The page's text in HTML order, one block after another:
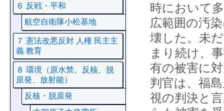
時において
広範囲の汚
壊した。未
まり続け、
有の被害に
判官は、福
視の判決と
６ 反戦・平和
航空自衛隊小松基地
７ 憲法改悪反対 人権 民主主
義 教育
８ 環境（原水禁、反核、脱
原発、放射能）
反核・脱原発